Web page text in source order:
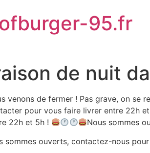
95.fr
de nuit
venons de fermer ! Pas grave, on se
pour vous faire livrer entre 22h
22h et 5h !
Nous sommes
sommes ouverts, contactez-nous